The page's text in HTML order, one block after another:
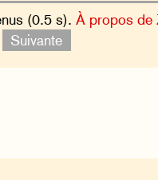
(0.5 s). À propos de
Suivante